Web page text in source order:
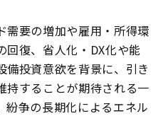
需要の増加や雇用・所得環
回復、省人化・DX化や能
備投資意欲を背景に、引き
持することが期待される一
紛争の長期化によるエネル